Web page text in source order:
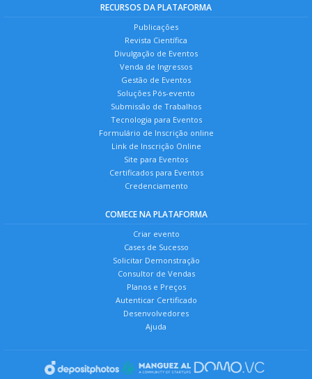
RECURSOS DA PLATAFORMA
Publicações
Revista Científica
Divulgação de Eventos
Venda de Ingressos
Gestão de Eventos
Soluções Pós-evento
Submissão de Trabalhos
Tecnologia para Eventos
Formulário de Inscrição online
Link de Inscrição Online
Site para Eventos
Certificados para Eventos
Credenciamento
COMECE NA PLATAFORMA
Criar evento
Cases de Sucesso
Solicitar Demonstração
Consultor de Vendas
Planos e Preços
Autenticar Certificado
Desenvolvedores
Ajuda